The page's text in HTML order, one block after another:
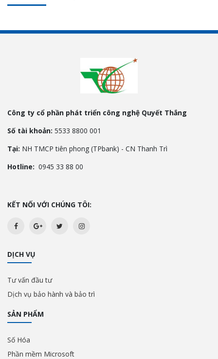
Công ty cổ phần phát triển công nghệ Quyết Thắng
Số tài khoản: 5533 8800 001
Tại: NH TMCP tiên phong (TPbank) - CN Thanh Trì
Hotline: 0945 33 88 00
KẾT NỐI VỚI CHÚNG TÔI:
DỊCH VỤ
Tư vấn đầu tư
Dịch vụ bảo hành và bảo trì
SẢN PHẨM
Số Hóa
Phần mềm Microsoft